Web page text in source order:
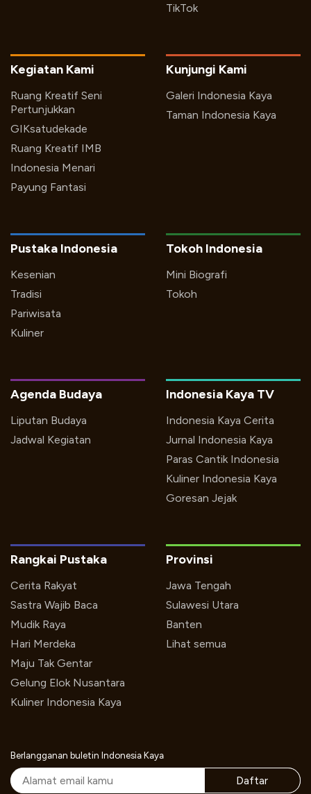
TikTok
Kegiatan Kami
Ruang Kreatif Seni
Pertunjukkan
GIKsatudekade
Ruang Kreatif IMB
Indonesia Menari
Payung Fantasi
Kunjungi Kami
Galeri Indonesia Kaya
Taman Indonesia Kaya
Pustaka Indonesia
Kesenian
Tradisi
Pariwisata
Kuliner
Tokoh Indonesia
Mini Biografi
Tokoh
Indonesia Kaya TV
Indonesia Kaya Cerita
Jurnal Indonesia Kaya
Paras Cantik Indonesia
Kuliner Indonesia Kaya
Goresan Jejak
Agenda Budaya
Liputan Budaya
Jadwal Kegiatan
Rangkai Pustaka
Cerita Rakyat
Sastra Wajib Baca
Mudik Raya
Hari Merdeka
Maju Tak Gentar
Gelung Elok Nusantara
Kuliner Indonesia Kaya
Provinsi
Jawa Tengah
Sulawesi Utara
Banten
Lihat semua
Berlangganan buletin Indonesia Kaya
Daftar